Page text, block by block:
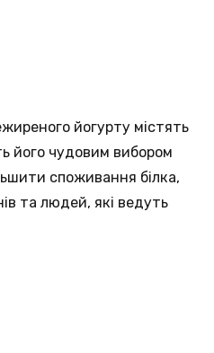
йогурту містять
його чудовим вибором
споживання білка,
та людей, які ведуть